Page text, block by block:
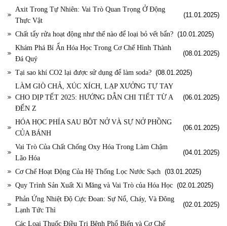
Axit Trong Tự Nhiên: Vai Trò Quan Trọng Ở Động
Thực Vật
(11.01.2025)
Chất tẩy rửa hoạt động như thế nào để loại bỏ vết bẩn? (10.01.2025)
Khám Phá Bí Ẩn Hóa Học Trong Cơ Chế Hình Thành
Đá Quý
(08.01.2025)
Tại sao khí CO2 lại được sử dụng để làm soda? (08.01.2025)
LÀM GIÒ CHẢ, XÚC XÍCH, LẠP XƯỞNG TỰ TAY
CHO DỊP TẾT 2025: HƯỚNG DẪN CHI TIẾT TỪ A
ĐẾN Z
(06.01.2025)
HÓA HỌC PHÍA SAU BỘT NỞ VÀ SỰ NỞ PHỒNG
CỦA BÁNH
(06.01.2025)
Vai Trò Của Chất Chống Oxy Hóa Trong Làm Chậm
Lão Hóa
(04.01.2025)
Cơ Chế Hoạt Động Của Hệ Thống Lọc Nước Sạch (03.01.2025)
Quy Trình Sản Xuất Xi Măng và Vai Trò của Hóa Học (02.01.2025)
Phản Ứng Nhiệt Độ Cực Đoan: Sự Nổ, Cháy, Và Đông
Lạnh Tức Thì
(02.01.2025)
Các Loại Thuốc Điều Trị Bệnh Phổ Biến và Cơ Chế